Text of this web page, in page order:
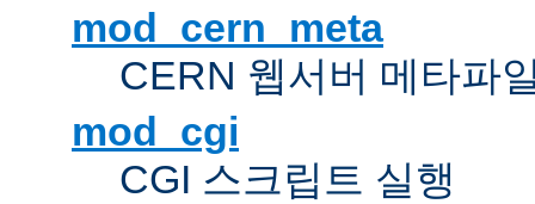
mod_cern_meta
CERN 웹서버 메타파
mod_cgi
CGI 스크립트 실행